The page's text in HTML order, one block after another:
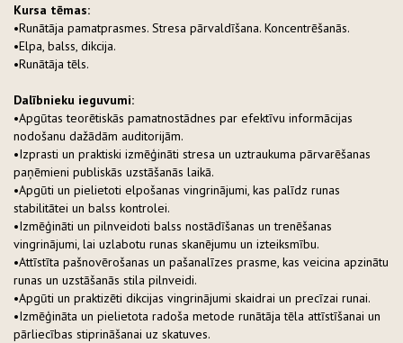
Kursa tēmas:
•Runātāja pamatprasmes. Stresa pārvaldīšana. Koncentrēšanās.
•Elpa, balss, dikcija.
•Runātāja tēls.
Dalībnieku ieguvumi:
•Apgūtas teorētiskās pamatnostādnes par efektīvu informācijas
nodošanu dažādām auditorijām.
•Izprasti un praktiski izmēģināti stresa un uztraukuma pārvarēšanas
paņēmieni publiskās uzstāšanās laikā.
•Apgūti un pielietoti elpošanas vingrinājumi, kas palīdz runas
stabilitātei un balss kontrolei.
•Izmēģināti un pilnveidoti balss nostādīšanas un trenēšanas
vingrinājumi, lai uzlabotu runas skanējumu un izteiksmību.
•Attīstīta pašnovērošanas un pašanalīzes prasme, kas veicina apzinātu
runas un uzstāšanās stila pilnveidi.
•Apgūti un praktizēti dikcijas vingrinājumi skaidrai un precīzai runai.
•Izmēģināta un pielietota radoša metode runātāja tēla attīstīšanai un
pārliecības stiprināšanai uz skatuves.